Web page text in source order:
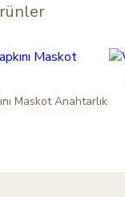
Maskot Anahtarlık